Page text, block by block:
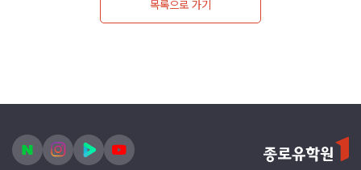
최대 850만원이 제공되며, 4주 무료 어학연수 등 추가
유학 박람회 사전 신청 및 자세한 사항은 종로유학원 공